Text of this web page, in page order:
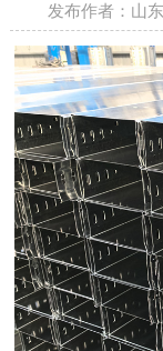
发布作者：山